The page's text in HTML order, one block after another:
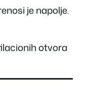
je napolje.
otvora